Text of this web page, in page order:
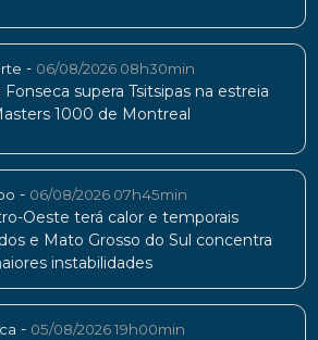
- 06/08/2026 08h30min
Fonseca supera Tsitsipas na estreia
1000 de Montreal
- 06/08/2026 07h45min
Oeste terá calor e temporais
e Mato Grosso do Sul concentra
instabilidades
- 05/08/2026 19h00min